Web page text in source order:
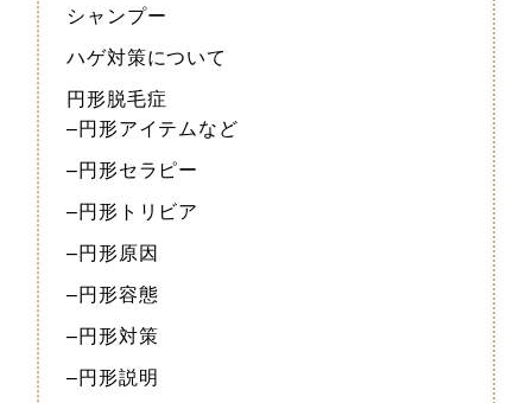
シャンプー
ハゲ対策について
円形脱毛症
–円形アイテムなど
–円形セラピー
–円形トリビア
–円形原因
–円形容態
–円形対策
–円形説明